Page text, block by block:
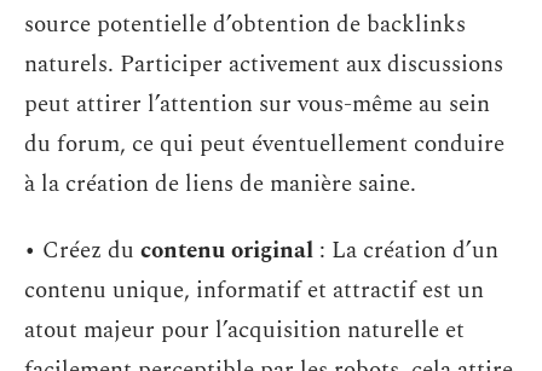
source potentielle d’obtention de backlinks
naturels. Participer activement aux discussions
peut attirer l’attention sur vous-même au sein
du forum, ce qui peut éventuellement conduire
à la création de liens de manière saine.
• Créez du contenu original : La création d’un
contenu unique, informatif et attractif est un
atout majeur pour l’acquisition naturelle et